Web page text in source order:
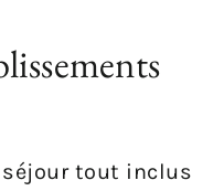
séjour tout inclus